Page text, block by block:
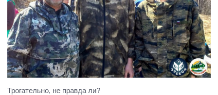
Трогательно, не правда ли?